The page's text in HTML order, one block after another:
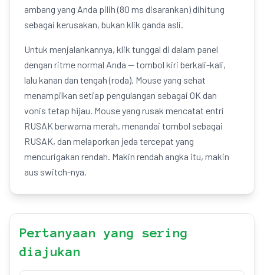
ambang yang Anda pilih (80 ms disarankan) dihitung
sebagai kerusakan, bukan klik ganda asli.
Untuk menjalankannya, klik tunggal di dalam panel
dengan ritme normal Anda — tombol kiri berkali-kali,
lalu kanan dan tengah (roda). Mouse yang sehat
menampilkan setiap pengulangan sebagai OK dan
vonis tetap hijau. Mouse yang rusak mencatat entri
RUSAK berwarna merah, menandai tombol sebagai
RUSAK, dan melaporkan jeda tercepat yang
mencurigakan rendah. Makin rendah angka itu, makin
aus switch-nya.
Pertanyaan yang sering
diajukan